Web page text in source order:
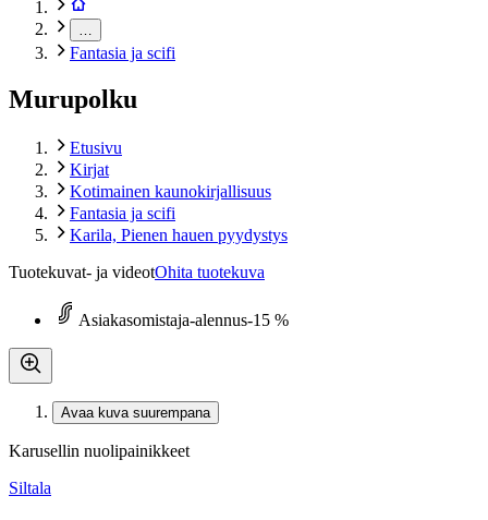
Fantasia ja scifi
Murupolku
Etusivu
Kirjat
Kotimainen kaunokirjallisuus
Fantasia ja scifi
Karila, Pienen hauen pyydystys
Tuotekuvat- ja videotOhita tuotekuva
Asiakasomistaja-alennus-15 %
Avaa kuva suurempana
Karusellin nuolipainikkeet
Siltala